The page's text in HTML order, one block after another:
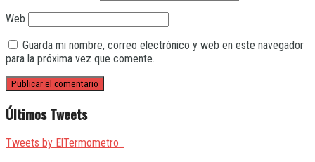
Web
Guarda mi nombre, correo electrónico y web en este navegador
para la próxima vez que comente.
Últimos Tweets
Tweets by ElTermometro_